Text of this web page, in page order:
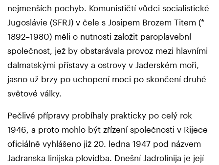
nejmenších pochyb. Komunističtí vůdci socialistické
Jugoslávie (SFRJ) v čele s Josipem Brozem Titem (*
1892–1980) měli o nutnosti založit paroplavební
společnost, jež by obstarávala provoz mezi hlavními
dalmatskými přístavy a ostrovy v Jaderském moři,
jasno už brzy po uchopení moci po skončení druhé
světové války.
Pečlivé přípravy probíhaly prakticky po celý rok
1946, a proto mohlo být zřízení společnosti v Rijece
oficiálně vyhlášeno již 20. ledna 1947 pod názvem
Jadranska linijska plovidba. Dnešní Jadrolinija je její